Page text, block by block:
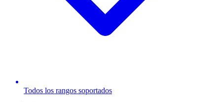
Todos los rangos soportados